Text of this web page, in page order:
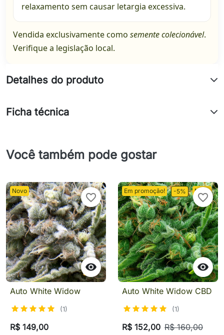
relaxamento sem causar letargia excessiva.
Vendida exclusivamente como semente colecionável.
Verifique a legislação local.
Detalhes do produto
Ficha técnica
Você também pode gostar
Novo

favorite_border
Auto White Widow
(1)
R$ 149,00
Em promoção! -5% Novo

favorite_border
Auto White Widow CBD
(1)
R$ 152,00 R$ 160,00